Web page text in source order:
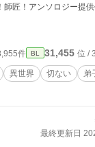
師匠！アンソロジー提
部分改稿+書き下ろし 他
件 BL 31,455 位 /
異世界 切ない 弟
最終更新日